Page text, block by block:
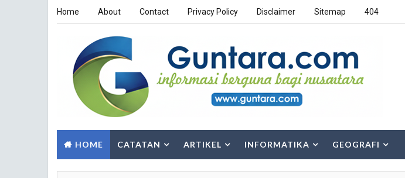
Home About Contact Privacy Policy Disclaimer Sitemap 404
HOME CATATAN ARTIKEL INFORMATIKA GEOGRAFI